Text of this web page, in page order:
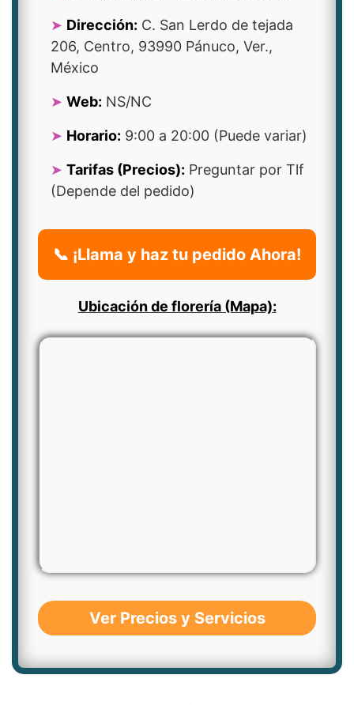
Dirección: C. San Lerdo de tejada
206, Centro, 93990 Pánuco, Ver.,
México
Web: NS/NC
Horario: 9:00 a 20:00 (Puede variar)
Tarifas (Precios): Preguntar por Tlf
(Depende del pedido)
📞 ¡Llama y haz tu pedido Ahora!
Ubicación de florería (Mapa):
Ver Precios y Servicios